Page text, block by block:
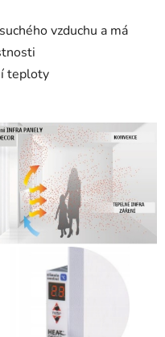
vzduchu a má
teploty